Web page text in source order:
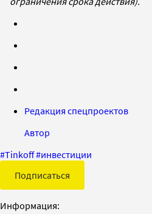
Редакция спецпроектов
Автор
#Tinkoff#инвестиции
Подписаться
Информация: